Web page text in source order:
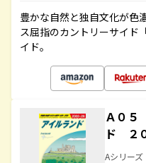
豊かな自然と独自文化が色
ス屈指のカントリーサイド
イド。
Ａ０
ド ２
Aシリー